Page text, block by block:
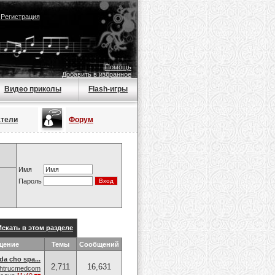
Регистрация
Помощь
Добавить в избранное
Видео приколы Flash-игры
Форум
Имя
Пароль
в этом разделе
Темы
Сообщений
cho spa...
2,711 16,631